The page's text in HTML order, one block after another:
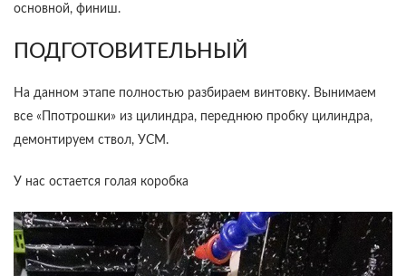
основной, финиш.
ПОДГОТОВИТЕЛЬНЫЙ
На данном этапе полностью разбираем винтовку. Вынимаем
все «Ппотрошки» из цилиндра, переднюю пробку цилиндра,
демонтируем ствол, УСМ.
У нас остается голая коробка